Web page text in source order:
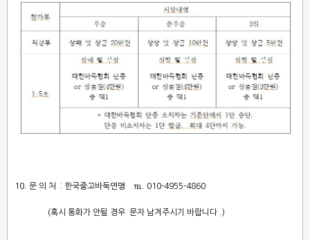
10. 문 의 처 : 한국중고바둑연맹 ℡ . 010-4955-4860
(혹시 통화가 안될 경우 문자 남겨주시기 바랍니다 .)